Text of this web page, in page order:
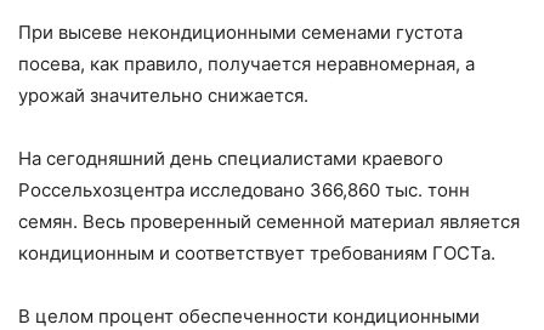
При высеве некондиционными семенами густота
посева, как правило, получается неравномерная, а
урожай значительно снижается.
На сегодняшний день специалистами краевого
Россельхозцентра исследовано 366,860 тыс. тонн
семян. Весь проверенный семенной материал является
кондиционным и соответствует требованиям ГОСТа.
В целом процент обеспеченности кондиционными